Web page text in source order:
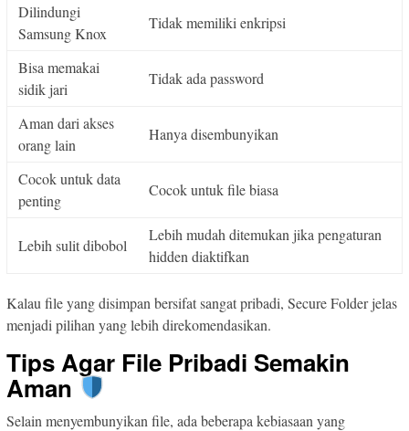
Dilindungi
Samsung Knox
Tidak memiliki enkripsi
Bisa memakai
sidik jari
Tidak ada password
Aman dari akses
orang lain
Hanya disembunyikan
Cocok untuk data
penting
Cocok untuk file biasa
Lebih sulit dibobol
Lebih mudah ditemukan jika pengaturan
hidden diaktifkan
Kalau file yang disimpan bersifat sangat pribadi, Secure Folder jelas
menjadi pilihan yang lebih direkomendasikan.
Tips Agar File Pribadi Semakin
Aman
Selain menyembunyikan file, ada beberapa kebiasaan yang